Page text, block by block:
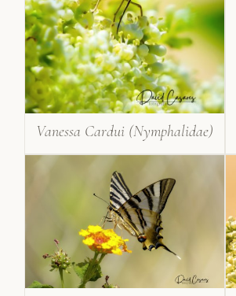
Vanessa Cardui (Nymphalidae)